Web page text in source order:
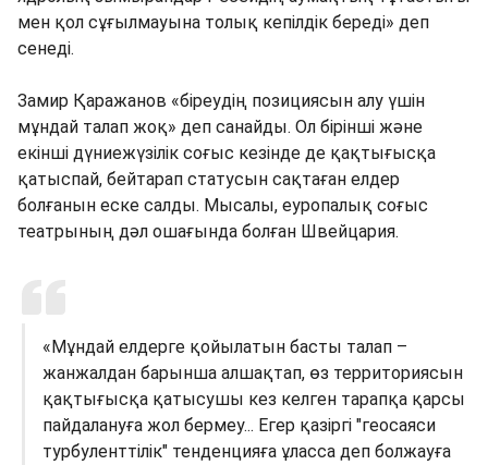
мен қол сұғылмауына толық кепілдік береді» деп
сенеді.
Замир Қаражанов «біреудің позициясын алу үшін
мұндай талап жоқ» деп санайды. Ол бірінші және
екінші дүниежүзілік соғыс кезінде де қақтығысқа
қатыспай, бейтарап статусын сақтаған елдер
болғанын еске салды. Мысалы, еуропалық соғыс
театрының дәл ошағында болған Швейцария.
«Мұндай елдерге қойылатын басты талап –
жанжалдан барынша алшақтап, өз территориясын
қақтығысқа қатысушы кез келген тарапқа қарсы
пайдалануға жол бермеу... Егер қазіргі "геосаяси
турбуленттілік" тенденцияға ұласса деп болжауға